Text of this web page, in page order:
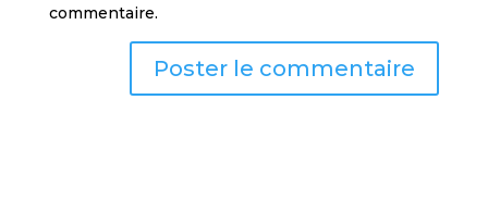
commentaire.